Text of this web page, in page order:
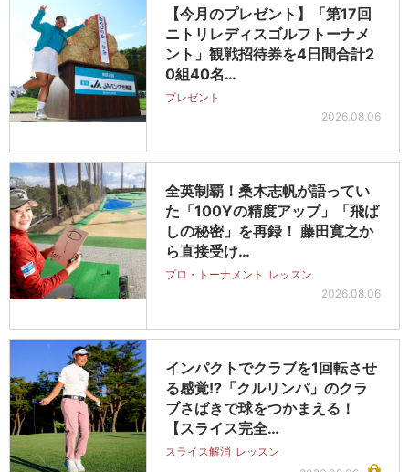
【今月のプレゼント】「第17回
ニトリレディスゴルフトーナメ
ント」観戦招待券を4日間合計2
0組40名…
プレゼント
2026.08.06
全英制覇！桑木志帆が語ってい
た「100Yの精度アップ」「飛ば
しの秘密」を再録！ 藤田寛之か
ら直接受け…
プロ・トーナメント レッスン
2026.08.06
インパクトでクラブを1回転させ
る感覚!?「クルリンパ」のクラ
ブさばきで球をつかまえる！
【スライス完全…
スライス解消 レッスン